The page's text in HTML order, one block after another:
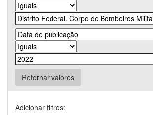
Retornar valores
Adicionar filtros: